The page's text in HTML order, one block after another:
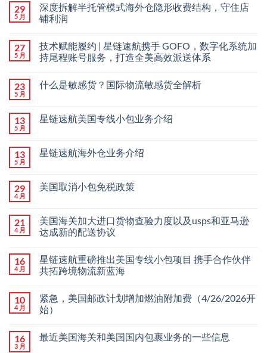
29
5 月
深度拆解半托管模式海外仓隐形收费结构，守住店
铺利润
27
5 月
技术赋能履约 | 星链速航携手 GOFO，数字化系统加
持尾程账号服务，打造全美高效派送体系
23
5 月
什么是敏感货？国际物流敏感货全解析
13
5 月
星链速航美国专线小包业务介绍
13
5 月
星链速航海外仓业务介绍
29
4 月
美国取消小包免税政策
21
4 月
美国海关加大进口货物查验力度以及usps和亚马逊
达成新的配送协议
16
4 月
星链速航重磅推出美国专线小包项目 携手合作伙伴
共拓跨境物流新蓝海
10
4 月
紧急，美国邮政计划增加燃油附加费（4/26/2026开
始）
16
3 月
最近美国海关和美国国内包裹业务的一些信息